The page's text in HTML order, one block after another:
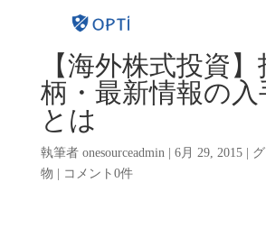
【海外株式投資
柄・最新情報の入
とは
執筆者 onesourceadmin| 6月 29, 2015|
物
コメント0件